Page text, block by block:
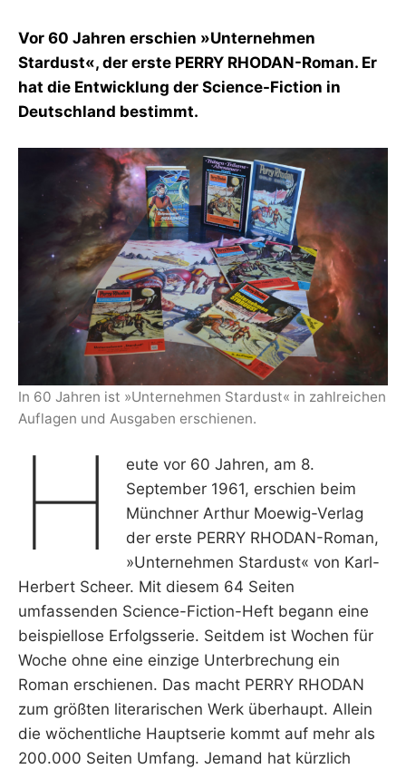
I
K
L
E
R
Vor 60 Jahren erschien »Unternehmen
Stardust«, der erste PERRY RHODAN-Roman. Er
hat die Entwicklung der Science-Fiction in
Deutschland bestimmt.
In 60 Jahren ist »Unternehmen Stardust« in zahlreichen
Auflagen und Ausgaben erschienen.
H
eute vor 60 Jahren, am 8.
September 1961, erschien beim
Münchner Arthur Moewig-Verlag
der erste PERRY RHODAN-Roman,
»Unternehmen Stardust« von Karl-
Herbert Scheer. Mit diesem 64 Seiten
umfassenden Science-Fiction-Heft begann eine
beispiellose Erfolgsserie. Seitdem ist Wochen für
Woche ohne eine einzige Unterbrechung ein
Roman erschienen. Das macht PERRY RHODAN
zum größten literarischen Werk überhaupt. Allein
die wöchentliche Hauptserie kommt auf mehr als
200.000 Seiten Umfang. Jemand hat kürzlich